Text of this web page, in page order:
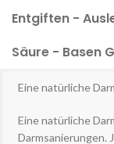
Entgiften -
Säure - Basen
Eine natürliche
Eine natürliche
Darmsanierungen.